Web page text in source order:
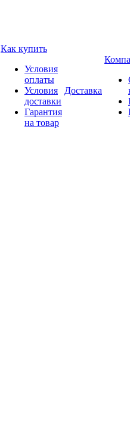
Как купить
Условия
оплаты
Условия
доставки
Гарантия
на товар
Доставка